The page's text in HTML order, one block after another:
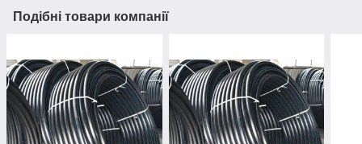
Подібні товари компанії